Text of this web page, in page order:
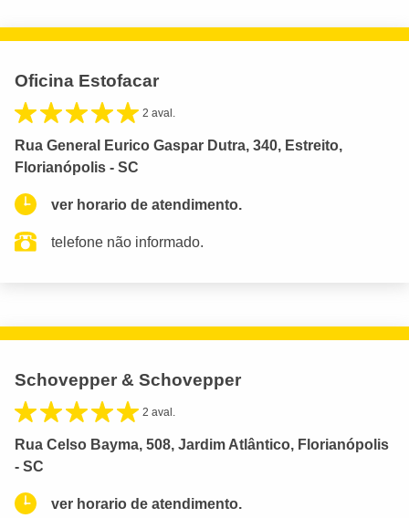
Oficina Estofacar
2 aval.
Rua General Eurico Gaspar Dutra, 340, Estreito,
Florianópolis - SC
ver horario de atendimento.
telefone não informado.
Schovepper & Schovepper
2 aval.
Rua Celso Bayma, 508, Jardim Atlântico, Florianópolis
- SC
ver horario de atendimento.